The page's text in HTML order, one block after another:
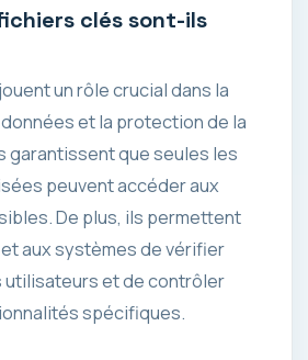
clés sont-ils
un rôle crucial dans la
et la protection de la
garantissent que seules les
peuvent accéder aux
De plus, ils permettent
aux systèmes de vérifier
utilisateurs et de contrôler
spécifiques.